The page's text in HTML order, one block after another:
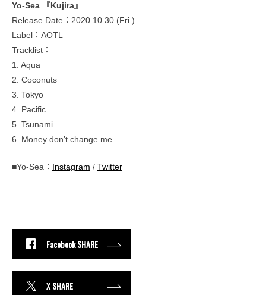
Yo-Sea 『Kujira』
Release Date：2020.10.30 (Fri.)
Label：AOTL
Tracklist：
1. Aqua
2. Coconuts
3. Tokyo
4. Pacific
5. Tsunami
6. Money don’t change me
■Yo-Sea： Instagram / Twitter
Facebook SHARE
X SHARE